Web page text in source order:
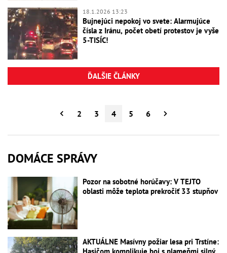
18.1.2026 13:23
Bujnejúci nepokoj vo svete: Alarmujúce
čísla z Iránu, počet obetí protestov je vyše
5-TISÍC!
ĎALŠIE ČLÁNKY
2 3 4 5 6
DOMÁCE SPRÁVY
Pozor na sobotné horúčavy: V TEJTO
oblasti môže teplota prekročiť 33 stupňov
AKTUÁLNE Masívny požiar lesa pri Trstíne: